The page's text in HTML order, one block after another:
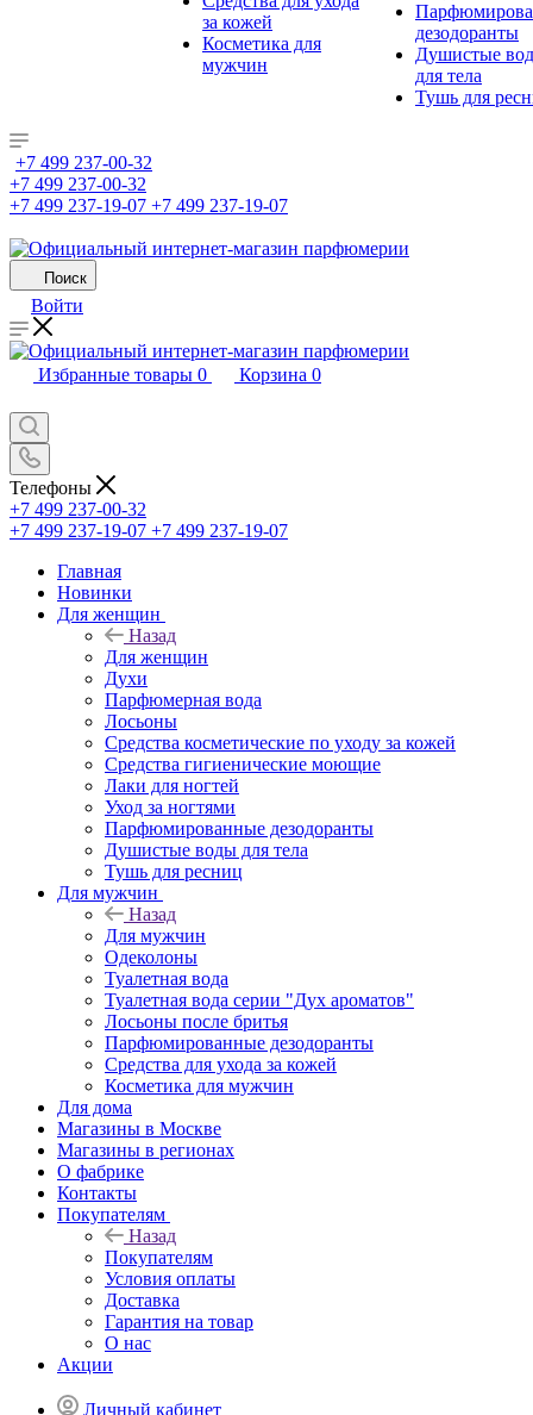
за кожей
Косметика для
мужчин
дезодоранты
Душистые
для тела
Тушь для
+7 499 237-00-32
+7 499 237-00-32
+7 499 237-19-07 +7 499 237-19-07
Поиск
Войти
Избранные товары 0 Корзина 0
Телефоны
+7 499 237-00-32
+7 499 237-19-07 +7 499 237-19-07
Главная
Новинки
Для женщин
Назад
Для женщин
Духи
Парфюмерная вода
Лосьоны
Средства косметические по уходу за кожей
Средства гигиенические моющие
Лаки для ногтей
Уход за ногтями
Парфюмированные дезодоранты
Душистые воды для тела
Тушь для ресниц
Для мужчин
Назад
Для мужчин
Одеколоны
Туалетная вода
Туалетная вода серии "Дух ароматов"
Лосьоны после бритья
Парфюмированные дезодоранты
Средства для ухода за кожей
Косметика для мужчин
Для дома
Магазины в Москве
Магазины в регионах
О фабрике
Контакты
Покупателям
Назад
Покупателям
Условия оплаты
Доставка
Гарантия на товар
О нас
Акции
Личный кабинет